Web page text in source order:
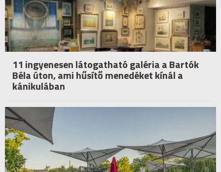
11 ingyenesen látogatható galéria a Bartók
Béla úton, ami hűsítő menedéket kínál a
kánikulában